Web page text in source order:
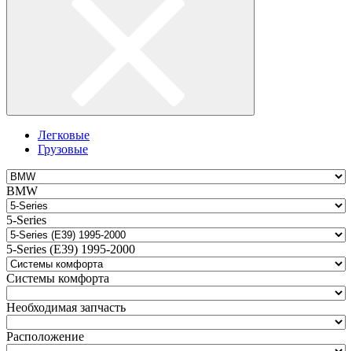
Легковые
Грузовые
BMW
5-Series
5-Series (E39) 1995-2000
Системы комфорта
Необходимая запчасть
Расположение